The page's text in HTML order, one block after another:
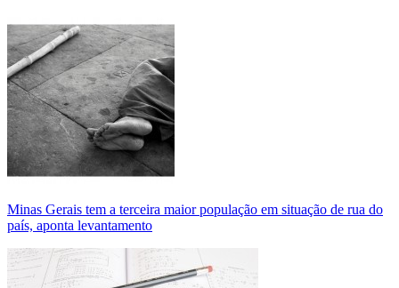
Minas Gerais tem a terceira maior população em situação de rua do
país, aponta levantamento